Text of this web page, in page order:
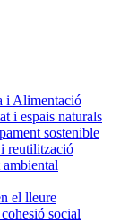
i Alimentació
i espais naturals
sostenible
reutilització
el lleure
social